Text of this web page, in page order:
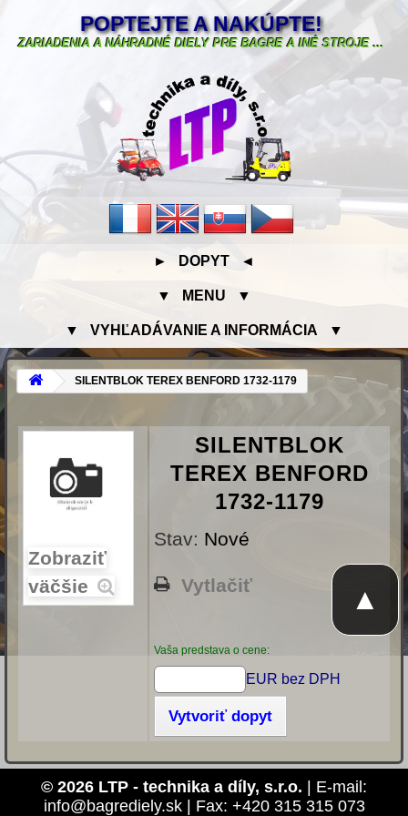
POPTEJTE A NAKÚPTE!
ZARIADENIA A NÁHRADNÉ DIELY PRE BAGRE A INÉ STROJE ...
► DOPYT ◄
▼ MENU ▼
▼ VYHĽADÁVANIE A INFORMÁCIA ▼
SILENTBLOK TEREX BENFORD 1732-1179
Zobraziť
väčšie
SILENTBLOK
TEREX BENFORD
1732-1179
Stav: Nové
Vytlačiť
Vaša predstava o cene:
EUR bez DPH
Vytvoriť dopyt
© 2026 LTP - technika a díly, s.r.o. | E-mail:
info@bagrediely.sk | Fax: +420 315 315 073
▲